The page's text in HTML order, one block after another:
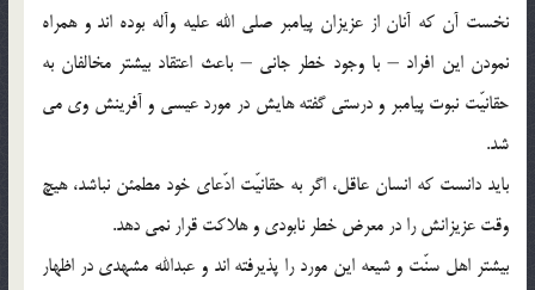
نخست آن که آنان از عزیزان پیامبر صلى الله علیه وآله بوده اند و همراه
نمودن این افراد – با وجود خطر جانى – باعث اعتقاد بیشتر مخالفان به
حقانیّت نبوت پیامبر و درستى گفته هایش در مورد عیسى و آفرینش وى مى
شد.
باید دانست که انسان عاقل، اگر به حقانیّت ادّعاى خود مطمئن نباشد، هیچ
وقت عزیزانش را در معرض خطر نابودى و هلاکت قرار نمى دهد.
بیشتر اهل سنّت و شیعه این مورد را پذیرفته اند و عبدالله مشهدى در اظهار